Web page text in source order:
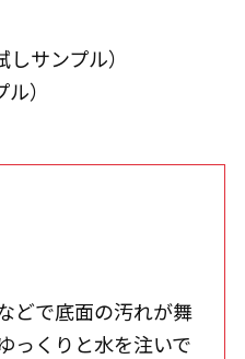
サンプル）
）
どで底面の汚れが舞
っくりと水を注いで